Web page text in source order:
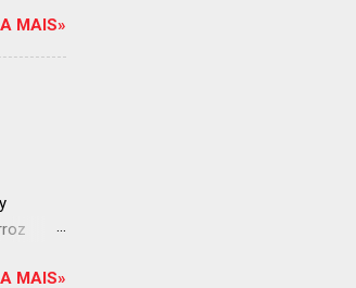
MAIS»
de 500
MAIS»